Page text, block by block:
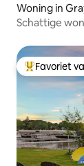
Woning in
Schattige
Topfavoriet
Favoriet